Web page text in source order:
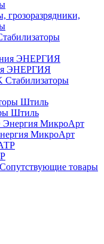
грозоразрядники,
ЭНЕРГИЯ
Стабилизаторы
Штиль
МикроАрт
Сопутствующие товары